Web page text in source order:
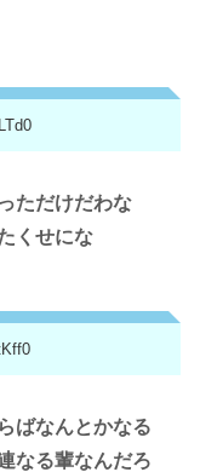
ただけだわな
くせにな
ばなんとかなる
なる輩なんだろ